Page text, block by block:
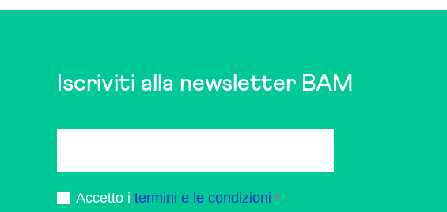
Iscriviti alla newsletter BAM
Accetto i termini e le condizioni